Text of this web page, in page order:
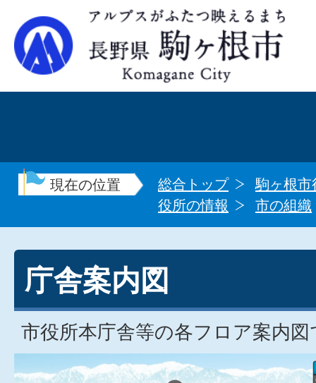
現在の位置 総合トップ
駒ヶ根市
役所の情報
市の組織
庁舎案内図
市役所本庁舎等の各フロア案内図